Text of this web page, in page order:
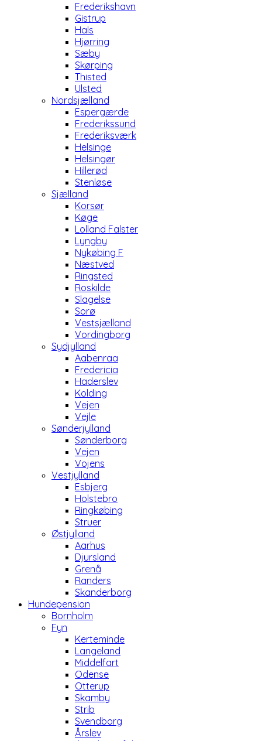
Frederikshavn
Gistrup
Hals
Hjørring
Sæby
Skørping
Thisted
Ulsted
Nordsjælland
Espergærde
Frederikssund
Frederiksværk
Helsinge
Helsingør
Hillerød
Stenløse
Sjælland
Korsør
Køge
Lolland Falster
Lyngby
Nykøbing F
Næstved
Ringsted
Roskilde
Slagelse
Sorø
Vestsjælland
Vordingborg
Sydjylland
Aabenraa
Fredericia
Haderslev
Kolding
Vejen
Vejle
Sønderjylland
Sønderborg
Vejen
Vojens
Vestjylland
Esbjerg
Holstebro
Ringkøbing
Struer
Østjylland
Aarhus
Djursland
Grenå
Randers
Skanderborg
Hundepension
Bornholm
Fyn
Kerteminde
Langeland
Middelfart
Odense
Otterup
Skamby
Strib
Svendborg
Årslev